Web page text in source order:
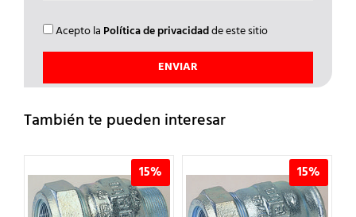
Acepto la Política de privacidadde este sitio
También te pueden interesar
15% 15%